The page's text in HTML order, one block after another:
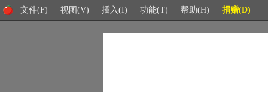
文件(F) 视图(V) 插入(I) 功能(T) 帮助(H) 捐赠(D)